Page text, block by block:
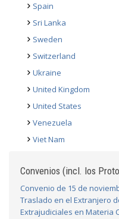
Spain
Sri Lanka
Sweden
Switzerland
Ukraine
United Kingdom
United States
Venezuela
Viet Nam
Convenios (incl. los
Convenio de 15 de
Traslado en el Extranjero
Extrajudiciales en Materia